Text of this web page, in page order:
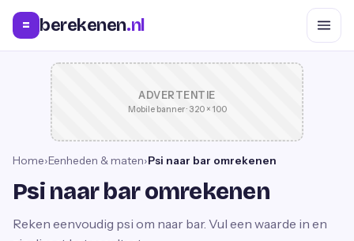
= berekenen.nl
ADVERTENTIE
Mobile banner · 320 × 100
Home›Eenheden & maten›Psi naar bar omrekenen
Psi naar bar omrekenen
Reken eenvoudig psi om naar bar. Vul een waarde in en